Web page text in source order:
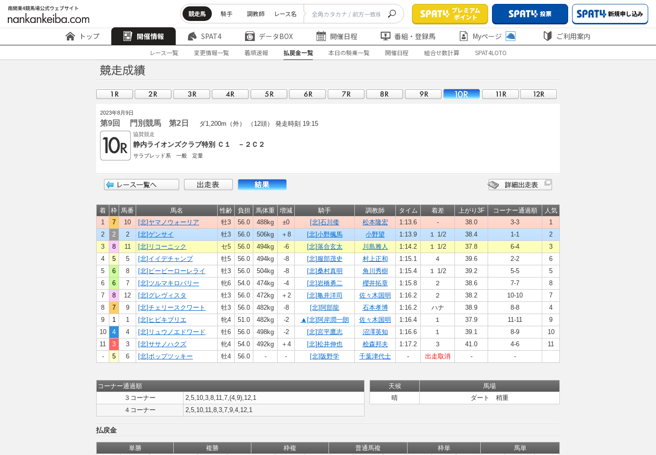
競走馬 騎手 調教師 レース名
プレミアム
ポイント
投票 新規申し込み
トップ 開催情報 SPAT4 データBOX 開催日程 番組・登録馬 Myページ ご利用案内
レース一覧 変更情報一覧 着順速報 払戻金一覧 本日の騎乗一覧 開催日程 組合せ数計算 SPAT4LOTO
2023年8月9日
第9回 門別競馬 第2日 ダ1,200m（外） （12頭） 発走時刻 19:15
協賛競走
静内ライオンズクラブ特別 Ｃ１ －２Ｃ２
サラブレッド系 一般 定量
着 枠 馬番 馬名 性齢 負担 馬体重 増減 騎手 調教師 タイム 着差 上がり3F コーナー通過順
人気
1
7 10 [北]ヤマノウォーリア 牡3 56.0 488kg ±0 [北]石川倭 松本隆宏 1:13.6 - 38.0 3-3
1
2
2 2 [北]ゲンサイ 牡3 56.0 506kg ＋8 [北]小野楓馬 小野望 1:13.9 １ 1/2 38.4 1-1
2
3
8 11 [北]リコーニック セ5 56.0 494kg -6 [北]落合玄太 川島雅人 1:14.2 １ 1/2 37.8 6-4
3
4
5 5 [北]イイデチャンプ 牡5 56.0 494kg -8 [北]服部茂史 村上正和 1:15.1 ４ 39.6 2-2
6
5
6 8 [北]ビービーローレライ 牡3 56.0 504kg -8 [北]桑村真明 角川秀樹 1:15.4 １ 1/2 39.2 5-5
5
6
6 7 [北]ツルマキロバリー 牝6 54.0 474kg -4 [北]岩橋勇二 櫻井拓章 1:15.8 ２ 38.6 7-7
8
7
8 12 [北]グレヴィスタ 牡3 56.0 472kg ＋2 [北]亀井洋司 佐々木国明 1:16.2 ２ 38.2 10-10
7
8
7 9 [北]チェリースクワート 牡3 56.0 482kg -8 [北]阿部龍 石本孝博 1:16.2 ハナ 38.9 8-8
4
9
1 1 [北]ヒビキブリエ 牝4 51.0 482kg -2 ▲[北]阿岸潤一朗 佐々木国明 1:16.4 １ 37.9 11-11
9
10
4 4 [北]リュウノエドワード 牡6 56.0 498kg -2 [北]宮平鷹志 沼澤英知 1:16.6 １ 39.1 8-9
10
11
3 3 [北]ササノハクズ 牝4 54.0 492kg ＋4 [北]松井伸也 桧森邦夫 1:17.2 ３ 41.0 4-6
11
-
5 6 [北]ポップツッキー 牡4 56.0 - - [北]阪野学 千葉津代士 - 出走取消 - -
コーナー通過順
３コーナー
2,5,10,3,8,11,7,(4,9),12,1
４コーナー
2,5,10,11,8,3,7,9,4,12,1
天候
馬場
晴
ダート 稍重
払戻金
単勝 複勝 枠複 普通馬複 枠単
馬単